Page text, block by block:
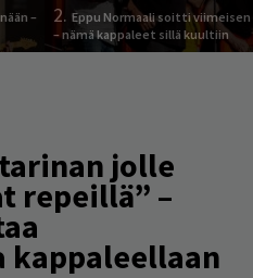
–
2. Eppu Normaali soitti viimeisen
– nämä kappaleet sillä kuultiin
jolle
repeillä” –